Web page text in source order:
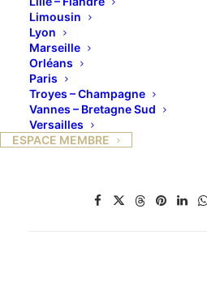
Limousin
Lyon
Marseille
Orléans
Paris
Troyes – Champagne
Vannes – Bretagne Sud
Versailles
ESPACE MEMBRE
Atelier Sablés de Noël alsaciens
« schwowebredele »
chez Elisabeth Kloetzer